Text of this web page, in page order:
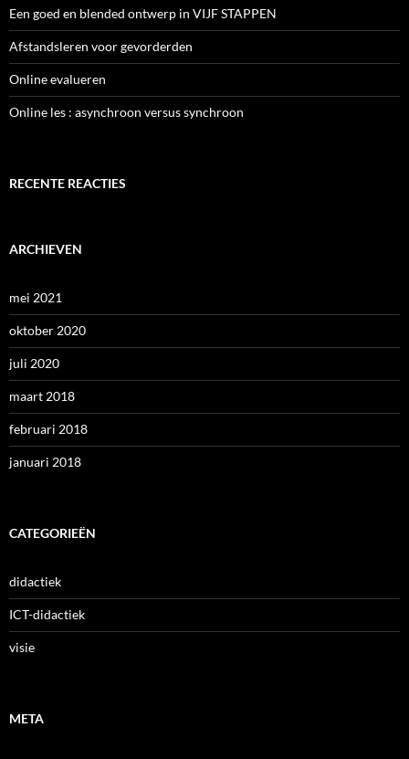
Een goed en blended ontwerp in VIJF STAPPEN
Afstandsleren voor gevorderden
Online evalueren
Online les : asynchroon versus synchroon
RECENTE REACTIES
ARCHIEVEN
mei 2021
oktober 2020
juli 2020
maart 2018
februari 2018
januari 2018
CATEGORIEËN
didactiek
ICT-didactiek
visie
META